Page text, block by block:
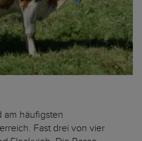
am häufigsten
Fast drei von vier